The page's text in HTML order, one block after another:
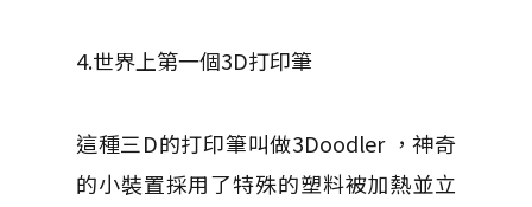
4.世界上第一個3D打印筆
這種三D的打印筆叫做3Doodler ，神奇
的小裝置採用了特殊的塑料被加熱並立